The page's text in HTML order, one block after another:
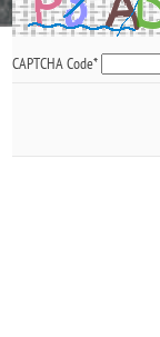
CAPTCHA Code*